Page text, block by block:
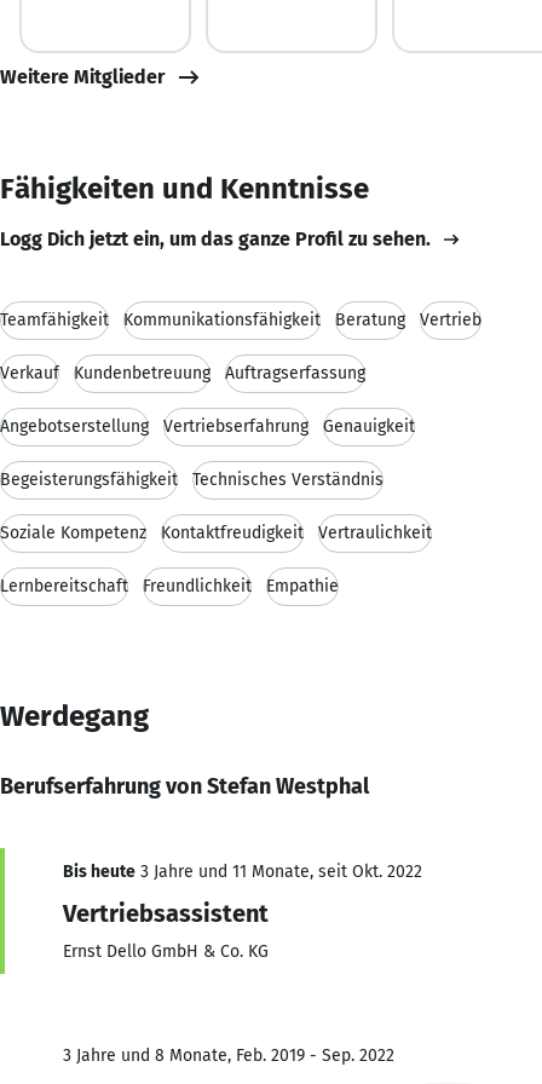
Weitere Mitglieder
Fähigkeiten und Kenntnisse
Logg Dich jetzt ein, um das ganze Profil zu sehen.
Teamfähigkeit Kommunikationsfähigkeit Beratung Vertrieb
Verkauf Kundenbetreuung Auftragserfassung
Angebotserstellung Vertriebserfahrung Genauigkeit
Begeisterungsfähigkeit Technisches Verständnis
Soziale Kompetenz Kontaktfreudigkeit Vertraulichkeit
Lernbereitschaft Freundlichkeit Empathie
Werdegang
Berufserfahrung von Stefan Westphal
Bis heute 3 Jahre und 11 Monate, seit Okt. 2022
Vertriebsassistent
Ernst Dello GmbH & Co. KG
3 Jahre und 8 Monate, Feb. 2019 - Sep. 2022